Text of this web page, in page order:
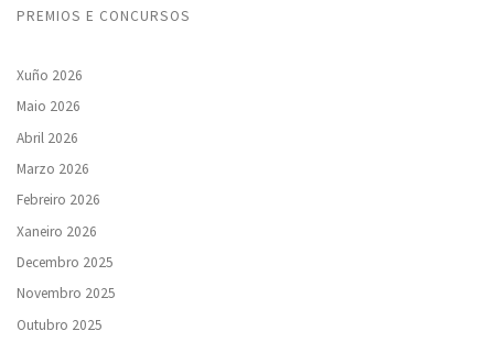
PREMIOS E CONCURSOS
Xuño 2026
Maio 2026
Abril 2026
Marzo 2026
Febreiro 2026
Xaneiro 2026
Decembro 2025
Novembro 2025
Outubro 2025